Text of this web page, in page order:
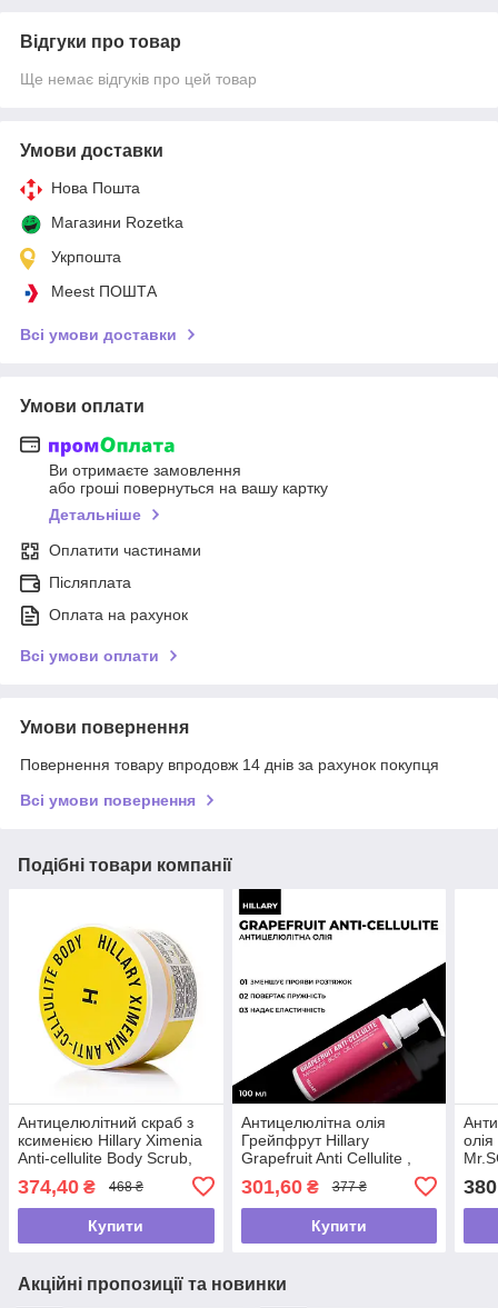
Відгуки про товар
Ще немає відгуків про цей товар
Умови доставки
Нова Пошта
Магазини Rozetka
Укрпошта
Meest ПОШТА
Всі умови доставки
Умови оплати
Ви отримаєте замовлення
або гроші повернуться на вашу картку
Детальніше
Оплатити частинами
Післяплата
Оплата на рахунок
Всі умови оплати
Умови повернення
Повернення товару впродовж 14 днів за рахунок покупця
Всі умови повернення
Подібні товари компанії
Антицелюлітний скраб з
ксименією Hillary Хimenia
Anti-cellulite Body Scrub,
374,40 ₴ 468 ₴
Купити
Антицелюлітна олія
Грейпфрут Hillary
Grapefruit Anti Cellulite ,
301,60₴ 377 ₴
Купити
380
Акційні пропозиції та новинки